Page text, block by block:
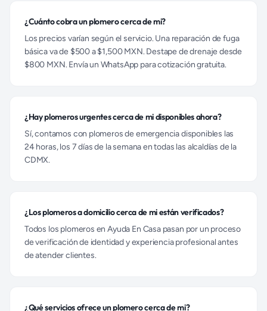
¿Cuánto cobra un plomero cerca de mi?
Los precios varían según el servicio. Una reparación de fuga
básica va de $500 a $1,500 MXN. Destape de drenaje desde
$800 MXN. Envía un WhatsApp para cotización gratuita.
¿Hay plomeros urgentes cerca de mi disponibles ahora?
Sí, contamos con plomeros de emergencia disponibles las
24 horas, los 7 días de la semana en todas las alcaldías de la
CDMX.
¿Los plomeros a domicilio cerca de mi están verificados?
Todos los plomeros en Ayuda En Casa pasan por un proceso
de verificación de identidad y experiencia profesional antes
de atender clientes.
¿Qué servicios ofrece un plomero cerca de mi?